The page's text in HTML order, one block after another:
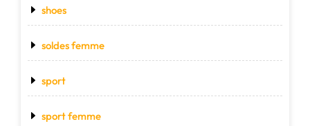
shoes
soldes femme
sport
sport femme